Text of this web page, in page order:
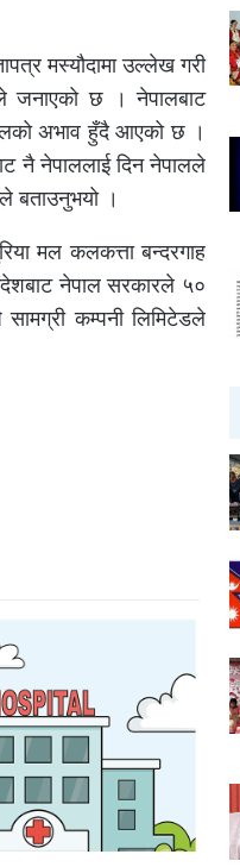
मस्यौदामा उल्लेख गरी
जनाएको छ । नेपालबाट
मलको अभाव हुँदै आएको छ ।
नै नेपाललाई दिन नेपालले
बताउनुभयो ।
मल कलकत्ता बन्दरगाह
नेपाल सरकारले ५०
कम्पनी लिमिटेडले